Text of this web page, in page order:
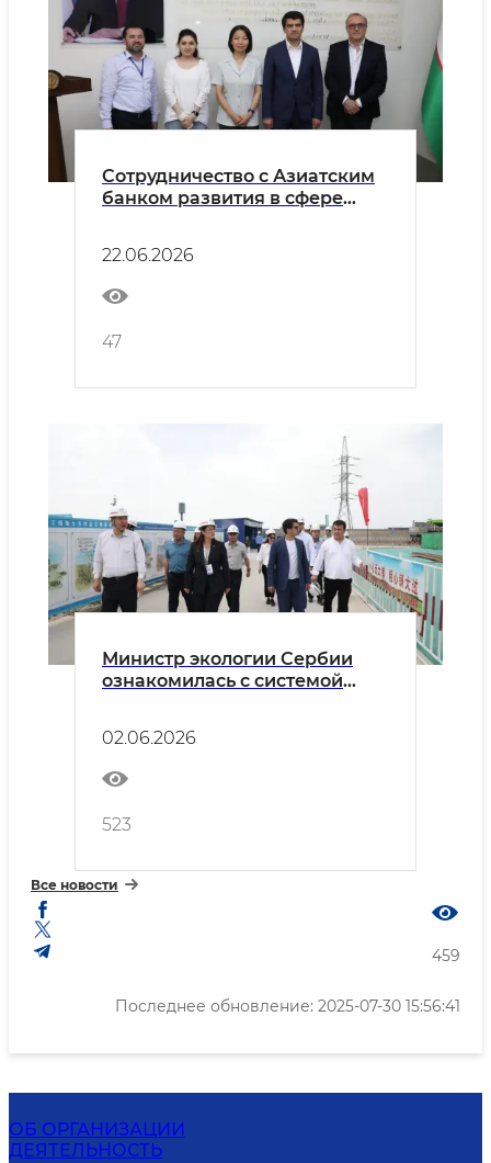
Сотрудничество с Азиатским
банком развития в сфере
22.06.2026
47
Министр экологии Сербии
ознакомилась с системой
02.06.2026
523
Все новости
459
Последнее обновление: 2025-07-30 15:56:41
ОБ ОРГАНИЗАЦИИ
ДЕЯТЕЛЬНОСТЬ